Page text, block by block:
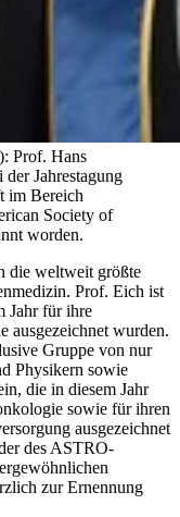
Prof. Hans
Jahrestagung
im Bereich
Society of
worden.
die weltweit größte
Prof. Eich ist
Jahr für ihre
ausgezeichnet wurden.
Gruppe von nur
Physikern sowie
die in diesem Jahr
sowie für ihren
ausgezeichnet
des ASTRO-
zur Ernennung